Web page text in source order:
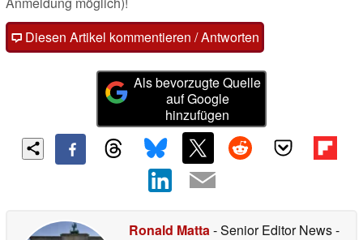
Diesen Artikel kommentieren / Antworten
Als bevorzugte Quelle
auf Google
hinzufügen
Ronald Matta- Senior Editor News-